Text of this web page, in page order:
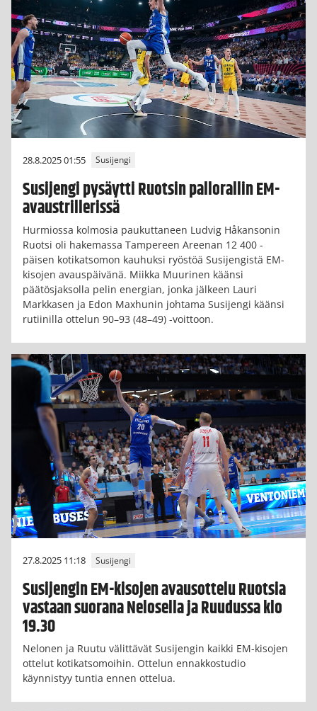
28.8.2025 01:55 Susijengi
Susijengi pysäytti Ruotsin pallorallin EM-
avaustrillerissä
Hurmiossa kolmosia paukuttaneen Ludvig Håkansonin
Ruotsi oli hakemassa Tampereen Areenan 12 400 -
päisen kotikatsomon kauhuksi ryöstöä Susijengistä EM-
kisojen avauspäivänä. Miikka Muurinen käänsi
päätösjaksolla pelin energian, jonka jälkeen Lauri
Markkasen ja Edon Maxhunin johtama Susijengi käänsi
rutiinilla ottelun 90–93 (48–49) -voittoon.
27.8.2025 11:18 Susijengi
Susijengin EM-kisojen avausottelu Ruotsia
vastaan suorana Nelosella ja Ruudussa klo
19.30
Nelonen ja Ruutu välittävät Susijengin kaikki EM-kisojen
ottelut kotikatsomoihin. Ottelun ennakkostudio
käynnistyy tuntia ennen ottelua.